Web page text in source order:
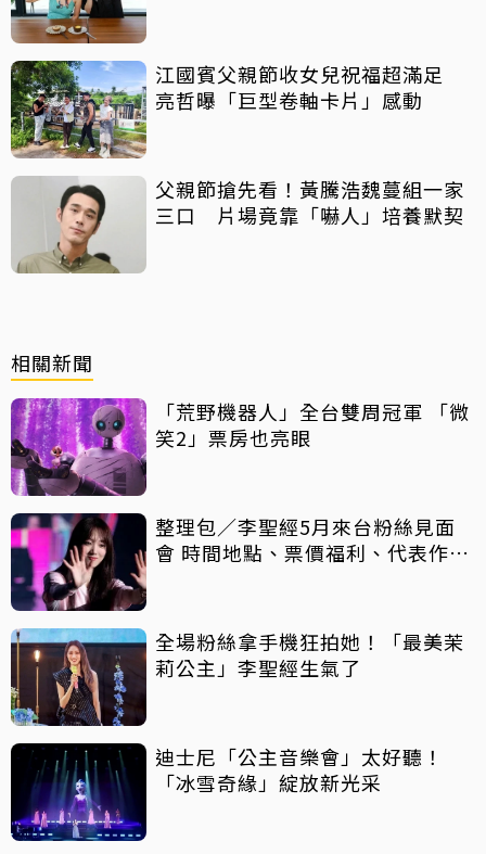
江國賓父親節收女兒祝福超滿足
亮哲曝「巨型卷軸卡片」感動
父親節搶先看！黃騰浩魏蔓組一家
三口 片場竟靠「嚇人」培養默契
相關新聞
「荒野機器人」全台雙周冠軍 「微
笑2」票房也亮眼
整理包／李聖經5月來台粉絲見面
會 時間地點、票價福利、代表作品
全場粉絲拿手機狂拍她！「最美茉
莉公主」李聖經生氣了
迪士尼「公主音樂會」太好聽！
「冰雪奇緣」綻放新光采